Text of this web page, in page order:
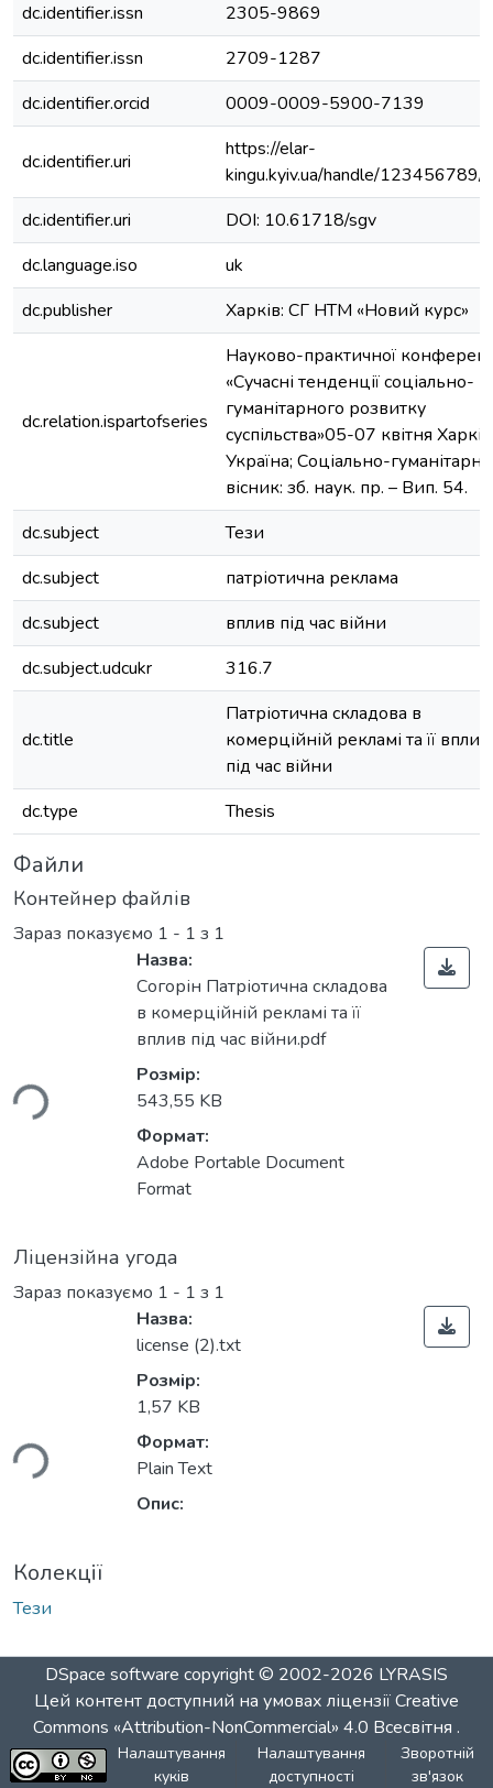
dc.identifier.issn
2305-9869
dc.identifier.issn
2709-1287
dc.identifier.orcid
0009-0009-5900-7139
dc.identifier.uri
https://elar-
kingu.kyiv.ua/handle/123456789/
dc.identifier.uri
DOI: 10.61718/sgv
dc.language.iso
uk
dc.publisher
Харків: СГ НТМ «Новий курс»
dc.relation.ispartofseries
Науково-практичної
«Сучасні тенденції соціально-
гуманітарного розвитку
суспільства»05-07 квітня
Україна; Соціально-
вісник: зб. наук. пр. – Вип. 54.
dc.subject
Тези
dc.subject
патріотична реклама
dc.subject
вплив під час війни
dc.subject.udcukr
316.7
dc.title
Патріотична складова в
комерційній рекламі та її вплив
під час війни
dc.type
Thesis
Файли
Контейнер файлів
Зараз показуємо 1 - 1 з 1
Назва:
Согорін Патріотична складова
в комерційній рекламі та її
вплив під час війни.pdf
Розмір:
543,55 KB
Формат:
Adobe Portable Document
Format
Ліцензійна угода
Зараз показуємо 1 - 1 з 1
Назва:
license (2).txt
Розмір:
1,57 KB
Формат:
Plain Text
Опис:
Колекції
Тези
DSpace software copyright © 2002-2026 LYRASIS
Цей контент доступний на умовах ліцензіїCreative
Commons «Attribution-NonCommercial» 4.0 Всесвітня .
Налаштування
куків
Налаштування
доступності
Зворотній
зв'язок